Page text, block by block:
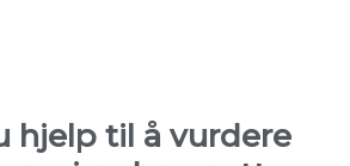
hjelp til å vurdere